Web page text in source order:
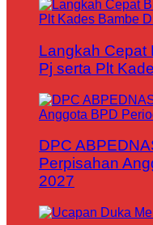
Langkah Cepat
Pj serta Plt
DPC
Perpisahan
2027